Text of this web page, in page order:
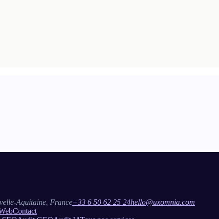
Aquitaine, France+33 6 50 62 25 24hello@uxomnia.com
Contact